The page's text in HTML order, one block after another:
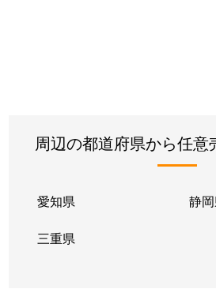
周辺の都道府県から任意
愛知県 静
三重県